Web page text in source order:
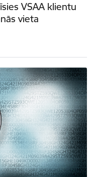
VSAA klientu
vieta